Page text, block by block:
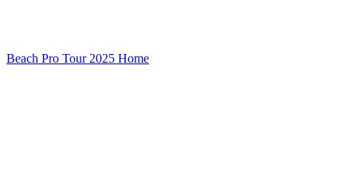
Beach Pro Tour 2025 Home